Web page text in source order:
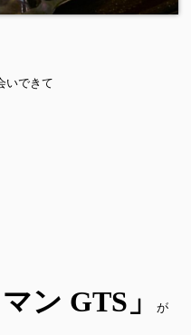
いできて
ン GTS」 が